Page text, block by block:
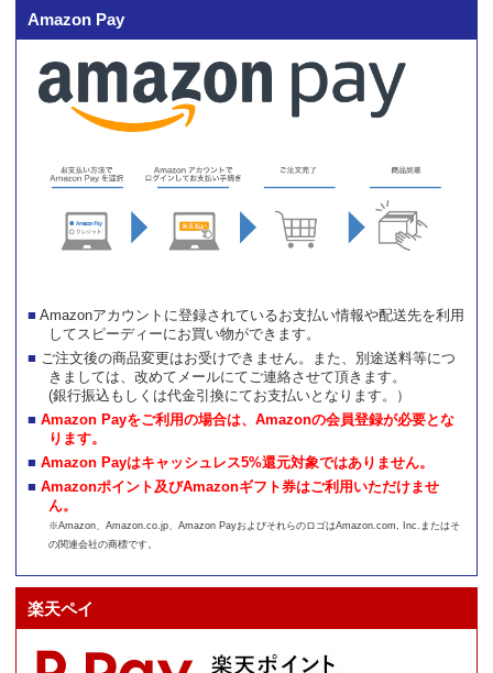
Amazon Pay
Amazonアカウントに登録されているお支払い情報や配送先を利用
してスピーディーにお買い物ができます。
ご注文後の商品変更はお受けできません。また、別途送料等につ
きましては、改めてメールにてご連絡させて頂きます。
(銀行振込もしくは代金引換にてお支払いとなります。）
Amazon Payをご利用の場合は、Amazonの会員登録が必要とな
ります。
Amazon Payはキャッシュレス5%還元対象ではありません。
Amazonポイント及びAmazonギフト券はご利用いただけませ
ん。
※Amazon、Amazon.co.jp、Amazon PayおよびそれらのロゴはAmazon.com, Inc.またはそ
の関連会社の商標です。
楽天ペイ